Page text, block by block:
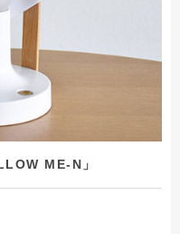
ME-N」